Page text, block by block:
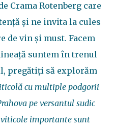
Crama Rotenberg care
și ne invita la cules
de vin și must. Facem
suntem în trenul
pregătiți să explorăm
cu multiple podgorii
pe versantul sudic
importante sunt